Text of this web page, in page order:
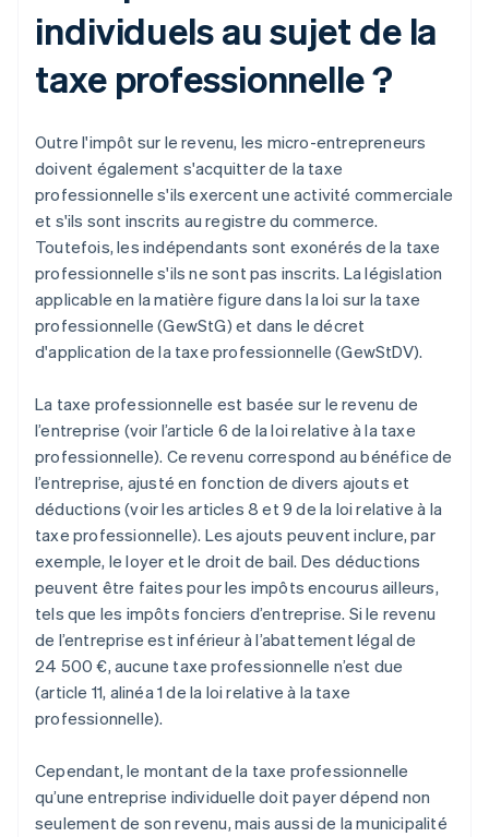
individuels au sujet de la
taxe professionnelle ?
Outre l'impôt sur le revenu, les micro-entrepreneurs
doivent également s'acquitter de la taxe
professionnelle s'ils exercent une activité commerciale
et s'ils sont inscrits au registre du commerce.
Toutefois, les indépendants sont exonérés de la taxe
professionnelle s'ils ne sont pas inscrits. La législation
applicable en la matière figure dans la loi sur la taxe
professionnelle (GewStG) et dans le décret
d'application de la taxe professionnelle (GewStDV).
La taxe professionnelle est basée sur le revenu de
l’entreprise (voir l’article 6 de la loi relative à la taxe
professionnelle). Ce revenu correspond au bénéfice de
l’entreprise, ajusté en fonction de divers ajouts et
déductions (voir les articles 8 et 9 de la loi relative à la
taxe professionnelle). Les ajouts peuvent inclure, par
exemple, le loyer et le droit de bail. Des déductions
peuvent être faites pour les impôts encourus ailleurs,
tels que les impôts fonciers d’entreprise. Si le revenu
de l’entreprise est inférieur à l’abattement légal de
24 500 €, aucune taxe professionnelle n’est due
(article 11, alinéa 1 de la loi relative à la taxe
professionnelle).
Cependant, le montant de la taxe professionnelle
qu’une entreprise individuelle doit payer dépend non
seulement de son revenu, mais aussi de la municipalité